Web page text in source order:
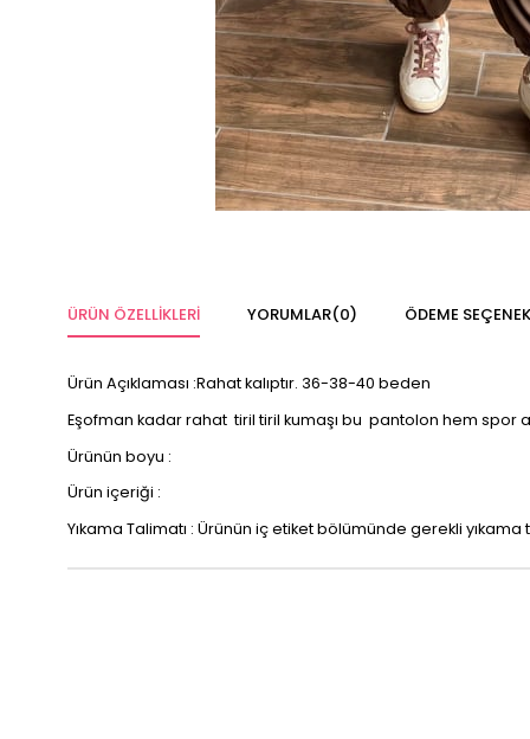
ÜRÜN ÖZELLIKLERI YORUMLAR(0) ÖDEME
Ürün Açıklaması :Rahat kalıptır. 36-38-40 beden
Eşofman kadar rahat tiril tiril kumaşı bu pantolon hem spor
Ürünün boyu :
Ürün içeriği :
Yıkama Talimatı : Ürünün iç etiket bölümünde gerekli yıkama